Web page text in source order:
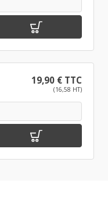
19,90 € TTC
(16,58 HT)